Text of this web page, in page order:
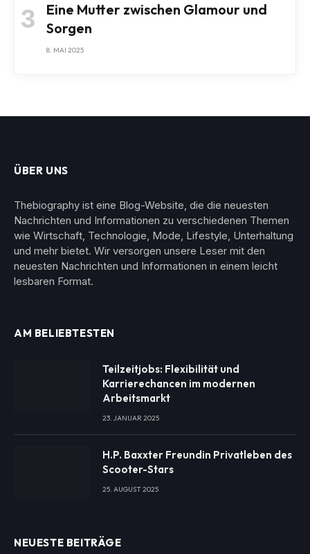
Eine Mutter zwischen Glamour und
Sorgen
8. MAI 2025
ÜBER UNS
Thebiography ist eine Blog-Website, die die neuesten
Nachrichten und Informationen zu verschiedenen Themen
wie Wirtschaft, Technologie, Mode, Lifestyle, Unterhaltung
und mehr bietet. Wir versorgen unsere Leser mit den
neuesten Nachrichten und Informationen in einem leicht
lesbaren Format.
AM BELIEBTESTEN
Teilzeitjobs: Flexibilität und
Karrierechancen im modernen
Arbeitsmarkt
23. JANUAR 2025
H.P. Baxxter Freundin Privatleben des
Scooter-Stars
25. AUGUST 2025
NEUESTE BEITRÄGE